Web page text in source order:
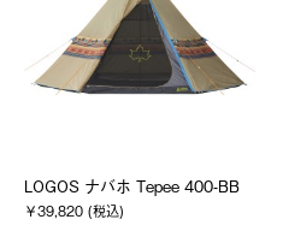
LOGOS ナバホ Tepee 400-BB
￥39,820 (税込)